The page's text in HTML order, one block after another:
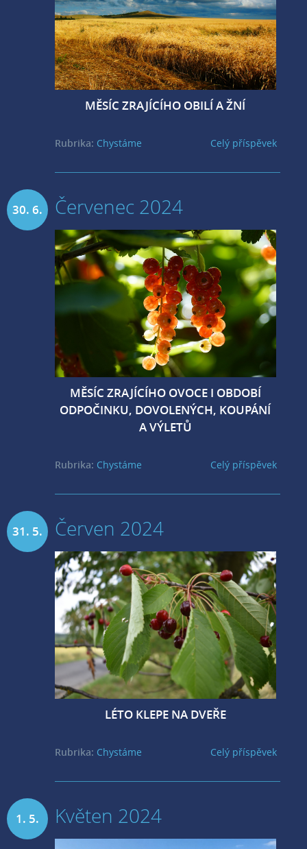
MĚSÍC ZRAJÍCÍHO OBILÍ A ŽNÍ
Celý příspěvek
Rubrika: Chystáme
30. 6. Červenec 2024
MĚSÍC ZRAJÍCÍHO OVOCE I OBDOBÍ
ODPOČINKU, DOVOLENÝCH, KOUPÁNÍ
A VÝLETŮ
Celý příspěvek
Rubrika: Chystáme
31. 5. Červen 2024
LÉTO KLEPE NA DVEŘE
Celý příspěvek
Rubrika: Chystáme
1. 5. Květen 2024